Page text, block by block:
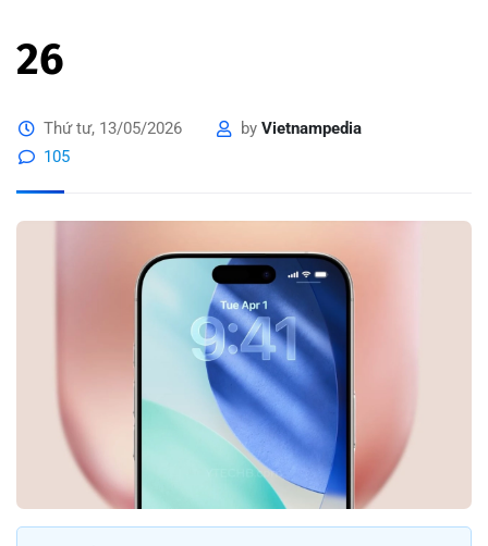
26
Thứ tư, 13/05/2026 by Vietnampedia
105